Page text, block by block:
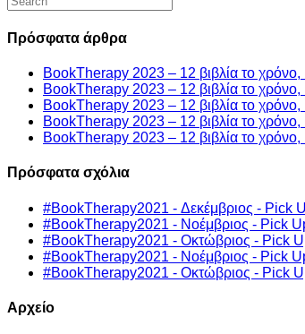
Πρόσφατα άρθρα
BookTherapy 2023 – 12 βιβλία το χρόνο,
BookTherapy 2023 – 12 βιβλία το χρόνο,
BookTherapy 2023 – 12 βιβλία το χρόνο,
BookTherapy 2023 – 12 βιβλία το χρόνο,
BookTherapy 2023 – 12 βιβλία το χρόνο,
Πρόσφατα σχόλια
#BookTherapy2021 - Δεκέμβριος - Pick
#BookTherapy2021 - Νοέμβριος - Pick
#BookTherapy2021 - Οκτώβριος - Pick
#BookTherapy2021 - Νοέμβριος - Pick
#BookTherapy2021 - Οκτώβριος - Pick
Αρχείο